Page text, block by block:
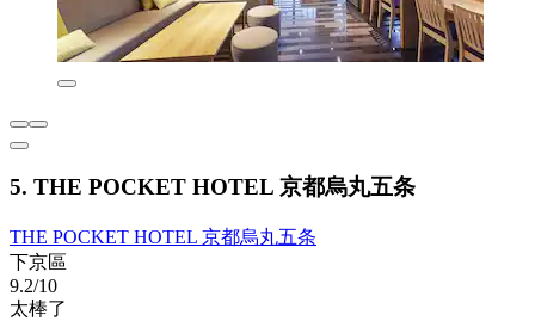
5. THE POCKET HOTEL 京都烏丸五条
THE POCKET HOTEL 京都烏丸五条
下京區
9.2/10
太棒了